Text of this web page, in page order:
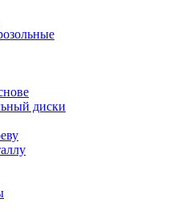
диски